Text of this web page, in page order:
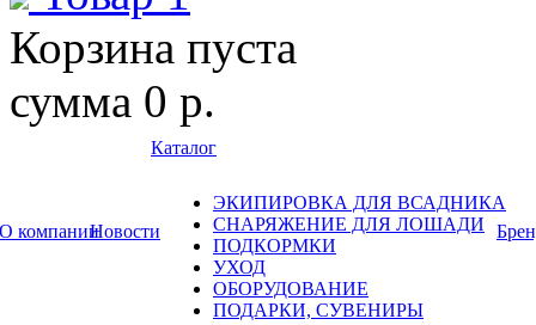
Корзина пуста
сумма 0 р.
О компанииНовости
Каталог
ЭКИПИРОВКА ДЛЯ ВСАДНИКА
СНАРЯЖЕНИЕ ДЛЯ ЛОШАДИ
ПОДКОРМКИ
УХОД
ОБОРУДОВАНИЕ
ПОДАРКИ, СУВЕНИРЫ